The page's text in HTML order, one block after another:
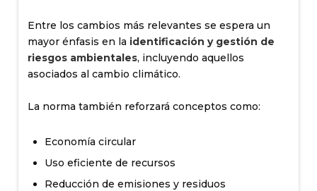
Entre los cambios más relevantes se espera un
mayor énfasis en la identificación y gestión de
riesgos ambientales, incluyendo aquellos
asociados al cambio climático.
La norma también reforzará conceptos como:
Economía circular
Uso eficiente de recursos
Reducción de emisiones y residuos